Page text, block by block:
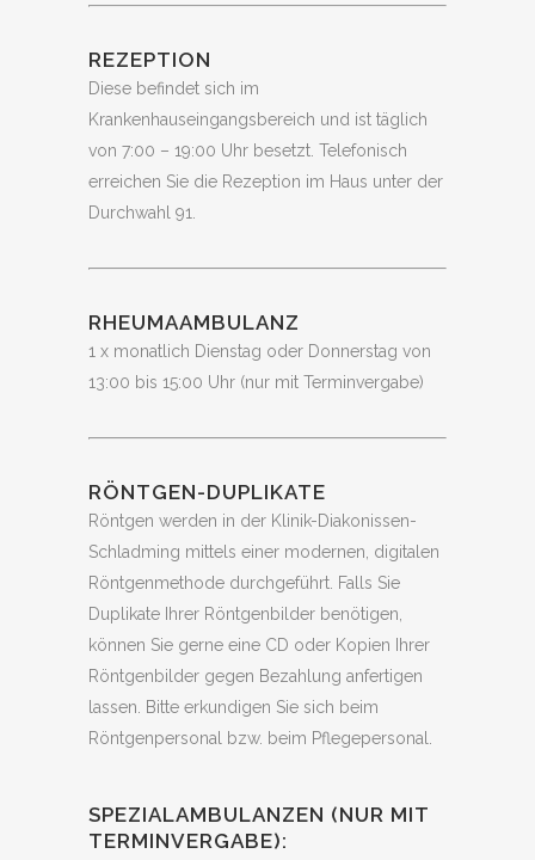
REZEPTION
Diese befindet sich im
Krankenhauseingangsbereich und ist täglich
von 7:00 – 19:00 Uhr besetzt. Telefonisch
erreichen Sie die Rezeption im Haus unter der
Durchwahl 91.
RHEUMAAMBULANZ
1 x monatlich Dienstag oder Donnerstag von
13:00 bis 15:00 Uhr (nur mit Terminvergabe)
RÖNTGEN-DUPLIKATE
Röntgen werden in der Klinik-Diakonissen-
Schladming mittels einer modernen, digitalen
Röntgenmethode durchgeführt. Falls Sie
Duplikate Ihrer Röntgenbilder benötigen,
können Sie gerne eine CD oder Kopien Ihrer
Röntgenbilder gegen Bezahlung anfertigen
lassen. Bitte erkundigen Sie sich beim
Röntgenpersonal bzw. beim Pflegepersonal.
SPEZIALAMBULANZEN (NUR MIT
TERMINVERGABE):